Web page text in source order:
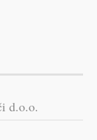
d.o.o.